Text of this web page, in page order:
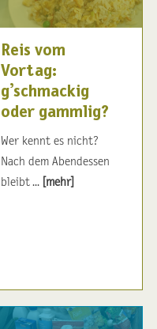
Reis vom
Vortag:
g’schmackig
oder gammlig?
Wer kennt es nicht?
Nach dem Abendessen
bleibt ... [mehr]